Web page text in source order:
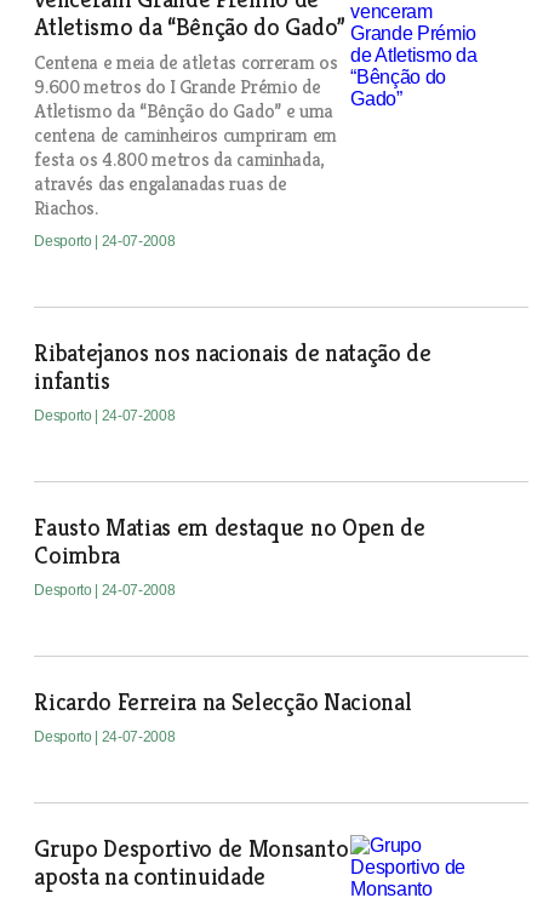
Atletismo da “Bênção do Gado”
Centena e meia de atletas correram os
9.600 metros do I Grande Prémio de
Atletismo da “Bênção do Gado” e uma
centena de caminheiros cumpriram em
festa os 4.800 metros da caminhada,
através das engalanadas ruas de
Riachos.
Desporto | 24-07-2008
Ribatejanos nos nacionais de natação de
infantis
Desporto | 24-07-2008
Fausto Matias em destaque no Open de
Coimbra
Desporto | 24-07-2008
Ricardo Ferreira na Selecção Nacional
Desporto | 24-07-2008
Grupo Desportivo de Monsanto
aposta na continuidade